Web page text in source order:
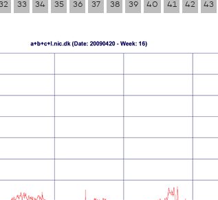
33 34 35 36 37 38 39 40 41 42 43